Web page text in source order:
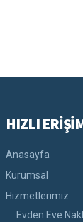
HIZLI
Anasayfa
Kurumsal
Hizmetlerimiz
Evden Eve